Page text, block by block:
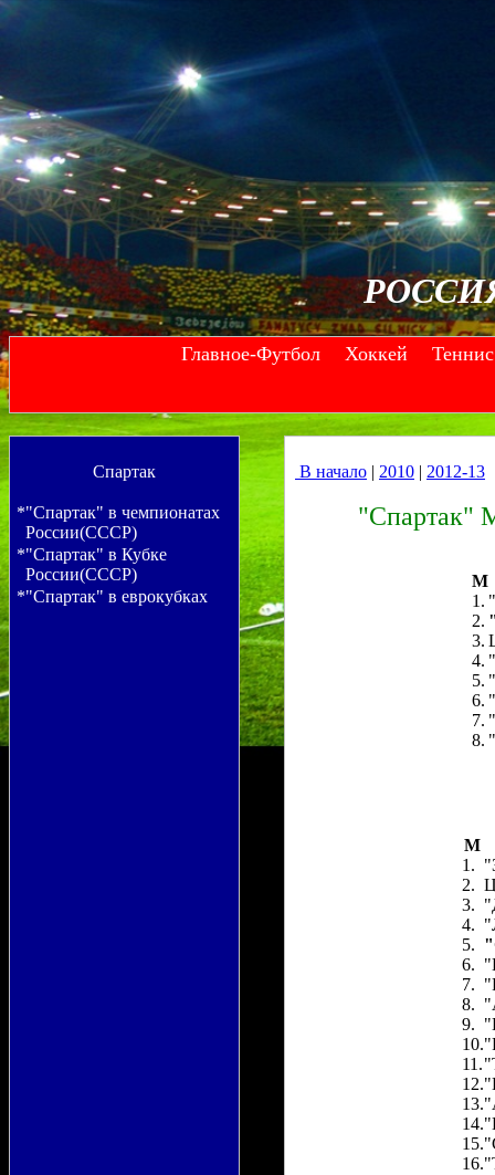
Главное-Футбол-- Хоккей Теннис
Спартак
*"Спартак" в чемпионатах
России(СССР)
*"Спартак" в Кубке
России(СССР)
*"Спартак" в еврокубках
В начало | 2010 | 2012-13
"Спартак"
M
1.
2.
3.
4.
5.
6.
7.
8.
M
1.
2.
3.
4.
5.
6.
7.
8.
9.
10.
11.
12.
13.
14.
15.
16.